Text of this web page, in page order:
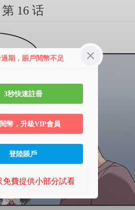
第 16 话
期，賬戶閱幣不足
3秒快速註冊
幣，升級VIP會員
登陸賬戶
免費提供小部分試看